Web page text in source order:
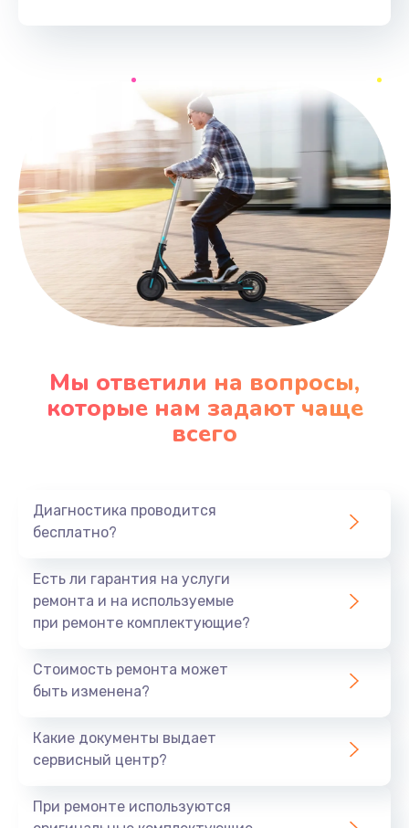
Мы ответили на вопросы,
которые нам задают чаще
всего
Диагностика проводится
бесплатно?
Есть ли гарантия на услуги
ремонта и на используемые
при ремонте комплектующие?
Стоимость ремонта может
быть изменена?
Какие документы выдает
сервисный центр?
При ремонте используются